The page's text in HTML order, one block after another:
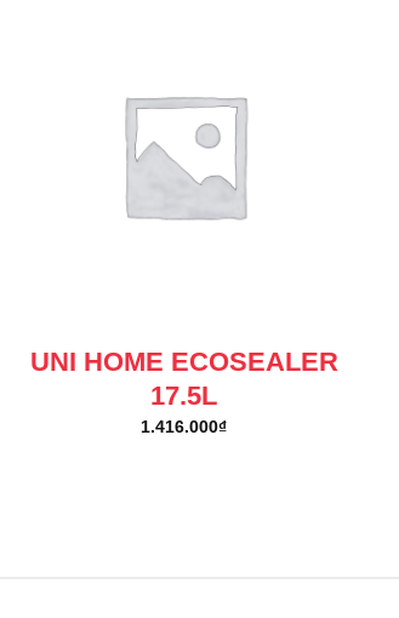
UNI HOME ECOSEALER
17.5L
1.416.000₫